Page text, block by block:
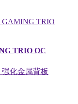
TRIO OC
化金属背板